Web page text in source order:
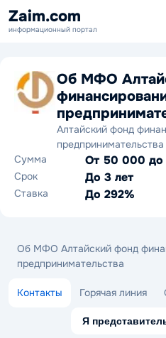
Zaim.com
информационный портал
Об МФО
Алтайский фонд
предпринимательства
Сумма
От 50 000
Срок До 3 лет
Ставка До 292%
Об МФО Алтайский фонд
предпринимательства
Контакты Горячая линия
Я